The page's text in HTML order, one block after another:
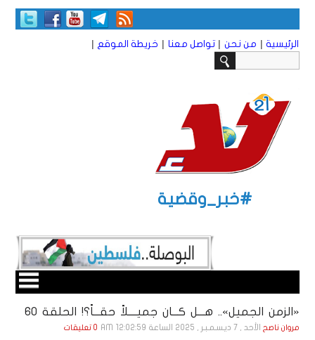
الرئيسية | من نحن | تواصل معنا | خريطة الموقع |
#خبر_وقضية
«الزمن الجميل».. هـــل كـــان جميــــلاً حقـــاً؟! الحلقة 60
مروان ناصح الأحد , 7 ديـسـمـبـر , 2025 الساعة 12:02:59 AM 0 تعليقات